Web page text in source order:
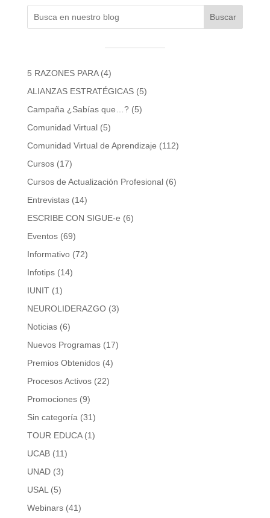
Buscar
5 RAZONES PARA(4)
ALIANZAS ESTRATÉGICAS(5)
Campaña ¿Sabías que…?(5)
Comunidad Virtual(5)
Comunidad Virtual de Aprendizaje (112)
Cursos(17)
Cursos de Actualización Profesional(6)
Entrevistas(14)
ESCRIBE CON SIGUE-e (6)
Eventos(69)
Informativo(72)
Infotips(14)
IUNIT(1)
NEUROLIDERAZGO(3)
Noticias(6)
Nuevos Programas(17)
Premios Obtenidos(4)
Procesos Activos(22)
Promociones(9)
Sin categoría (31)
TOUR EDUCA(1)
UCAB(11)
UNAD(3)
USAL (5)
Webinars(41)